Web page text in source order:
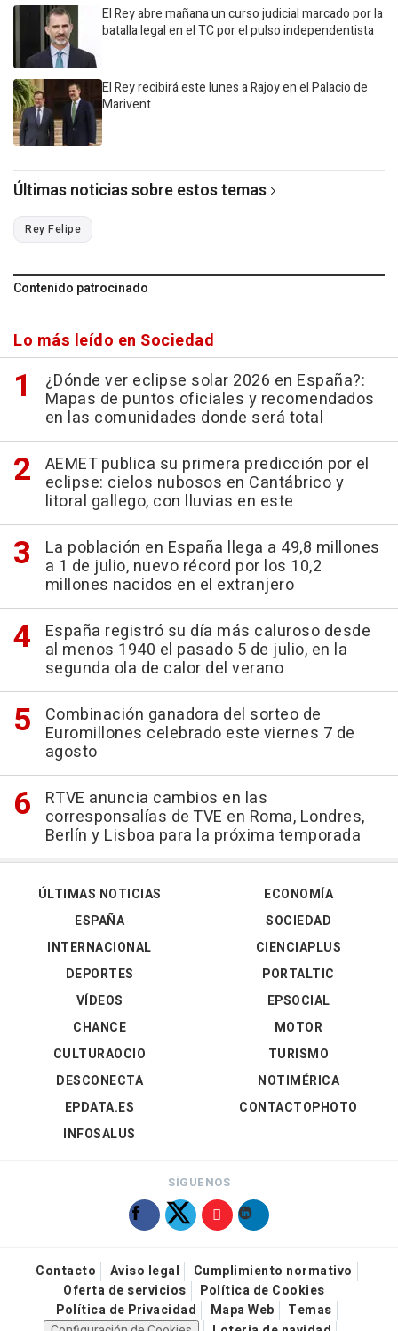
El Rey abre mañana un curso judicial marcado por la
batalla legal en el TC por el pulso independentista
El Rey recibirá este lunes a Rajoy en el Palacio de
Marivent
Últimas noticias sobre estos temas
Rey Felipe
Contenido patrocinado
Lo más leído en Sociedad
¿Dónde ver eclipse solar 2026 en España?:
Mapas de puntos oficiales y recomendados
en las comunidades donde será total
AEMET publica su primera predicción por el
eclipse: cielos nubosos en Cantábrico y
litoral gallego, con lluvias en este
La población en España llega a 49,8 millones
a 1 de julio, nuevo récord por los 10,2
millones nacidos en el extranjero
España registró su día más caluroso desde
al menos 1940 el pasado 5 de julio, en la
segunda ola de calor del verano
Combinación ganadora del sorteo de
Euromillones celebrado este viernes 7 de
agosto
RTVE anuncia cambios en las
corresponsalías de TVE en Roma, Londres,
Berlín y Lisboa para la próxima temporada
ÚLTIMAS NOTICIAS
ESPAÑA
INTERNACIONAL
DEPORTES
VÍDEOS
ECONOMÍA
SOCIEDAD
CIENCIAPLUS
PORTALTIC
EPSOCIAL
CHANCE
CULTURAOCIO
DESCONECTA
EPDATA.ES
INFOSALUS
MOTOR
TURISMO
NOTIMÉRICA
CONTACTOPHOTO
SÍGUENOS
Contacto Aviso legal
Cumplimiento normativo
Oferta de servicios
Política de Cookies
Política de Privacidad
Mapa Web
Temas